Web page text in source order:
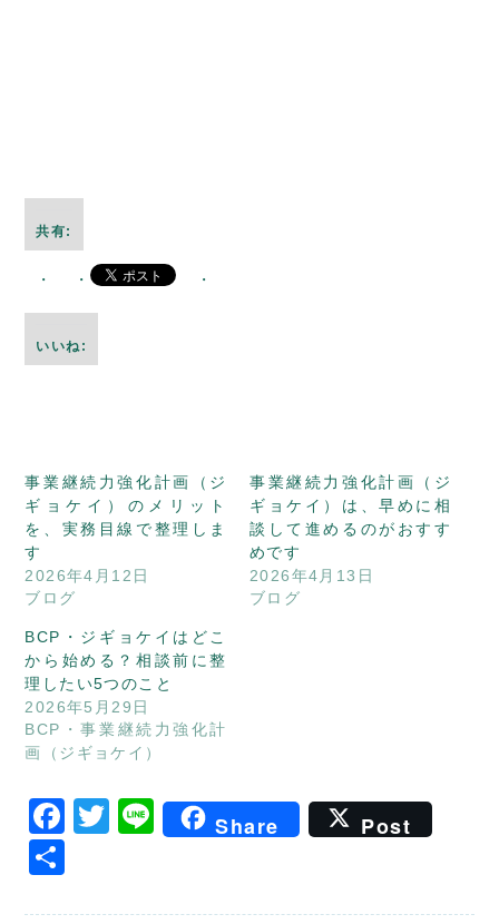
共有:
いいね:
事業継続力強化計画（ジ
ギョケイ）のメリット
を、実務目線で整理しま
す
2026年4月12日
ブログ
事業継続力強化計画（ジ
ギョケイ）は、早めに相
談して進めるのがおすす
めです
2026年4月13日
ブログ
BCP・ジギョケイはどこ
から始める？相談前に整
理したい5つのこと
2026年5月29日
BCP・事業継続力強化計
画（ジギョケイ）
Facebook
Twitter
LineShare Post